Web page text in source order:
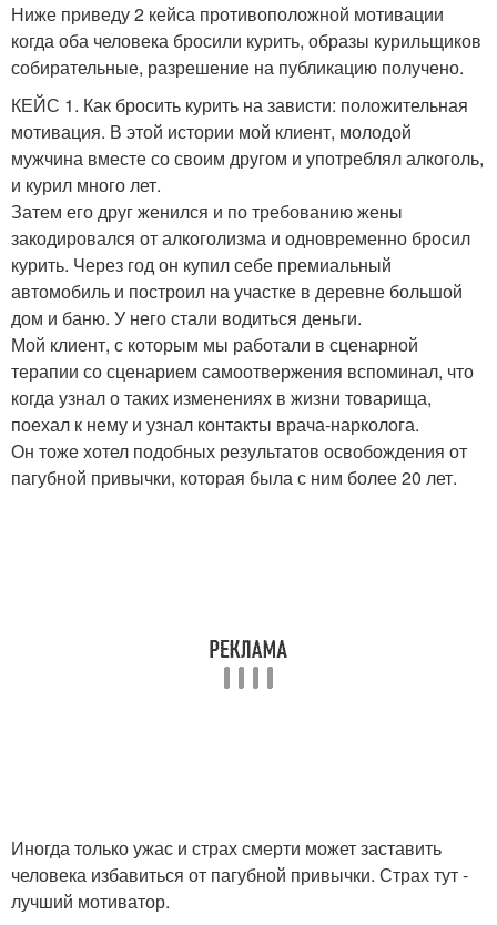
Ниже приведу 2 кейса противоположной мотивации
когда оба человека бросили курить, образы курильщиков
собирательные, разрешение на публикацию получено.
КЕЙС 1. Как бросить курить на зависти: положительная
мотивация. В этой истории мой клиент, молодой
мужчина вместе со своим другом и употреблял алкоголь,
и курил много лет.
Затем его друг женился и по требованию жены
закодировался от алкоголизма и одновременно бросил
курить. Через год он купил себе премиальный
автомобиль и построил на участке в деревне большой
дом и баню. У него стали водиться деньги.
Мой клиент, с которым мы работали в сценарной
терапии со сценарием самоотвержения вспоминал, что
когда узнал о таких изменениях в жизни товарища,
поехал к нему и узнал контакты врача-нарколога.
Он тоже хотел подобных результатов освобождения от
пагубной привычки, которая была с ним более 20 лет.
Иногда только ужас и страх смерти может заставить
человека избавиться от пагубной привычки. Страх тут -
лучший мотиватор.